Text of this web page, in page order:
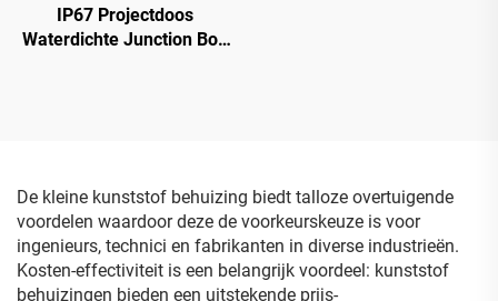
IP67 Projectdoos
Waterdichte Junction Box
De kleine kunststof behuizing biedt talloze overtuigende
voordelen waardoor deze de voorkeurskeuze is voor
ingenieurs, technici en fabrikanten in diverse industrieën.
Kosten-effectiviteit is een belangrijk voordeel: kunststof
behuizingen bieden een uitstekende prijs-